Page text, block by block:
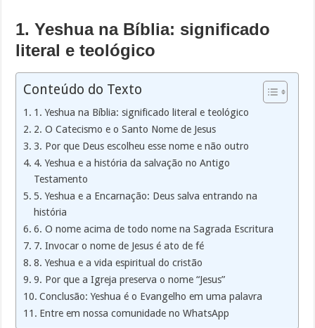
1. Yeshua na Bíblia: significado
literal e teológico
Conteúdo do Texto
1. Yeshua na Bíblia: significado literal e teológico
2. O Catecismo e o Santo Nome de Jesus
3. Por que Deus escolheu esse nome e não outro
4. Yeshua e a história da salvação no Antigo
Testamento
5. Yeshua e a Encarnação: Deus salva entrando na
história
6. O nome acima de todo nome na Sagrada Escritura
7. Invocar o nome de Jesus é ato de fé
8. Yeshua e a vida espiritual do cristão
9. Por que a Igreja preserva o nome “Jesus”
Conclusão: Yeshua é o Evangelho em uma palavra
Entre em nossa comunidade no WhatsApp